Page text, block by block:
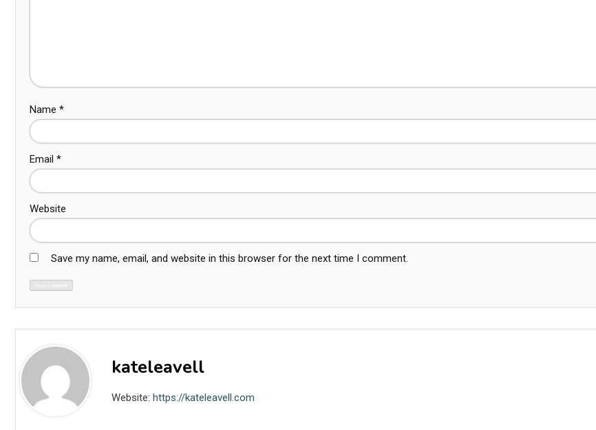
Name *
Email *
Website
Save my name, email, and website in this browser for the next time I comment.
kateleavell
Website: https://kateleavell.com